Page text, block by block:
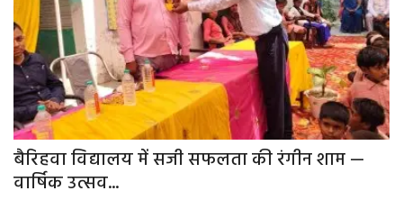
बैरिहवा विद्यालय में सजी सफलता की रंगीन शाम —
वार्षिक उत्सव...